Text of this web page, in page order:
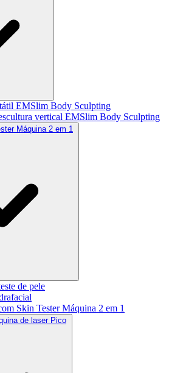
EMSlim Body Sculpting
vertical EMSlim Body Sculpting
Máquina 2 em 1
de pele
Skin Tester Máquina 2 em 1
de laser Pico